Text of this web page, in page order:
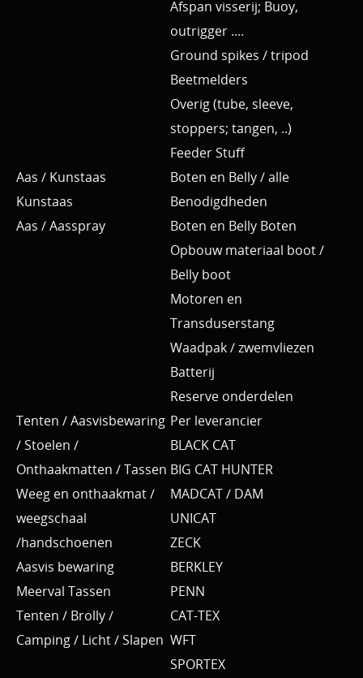
Afspan visserij; Buoy,
outrigger ....
Ground spikes / tripod
Beetmelders
Overig (tube, sleeve,
stoppers; tangen, ..)
Feeder Stuff
Aas / Kunstaas
Kunstaas
Aas / Aasspray
Boten en Belly / alle
Benodigdheden
Boten en Belly Boten
Opbouw materiaal boot /
Belly boot
Motoren en
Transduserstang
Waadpak / zwemvliezen
Batterij
Reserve onderdelen
Tenten / Aasvisbewaring
/ Stoelen /
Onthaakmatten / Tassen
Weeg en onthaakmat /
weegschaal
/handschoenen
Aasvis bewaring
Meerval Tassen
Tenten / Brolly /
Camping / Licht / Slapen
Per leverancier
BLACK CAT
BIG CAT HUNTER
MADCAT / DAM
UNICAT
ZECK
BERKLEY
PENN
CAT-TEX
WFT
SPORTEX